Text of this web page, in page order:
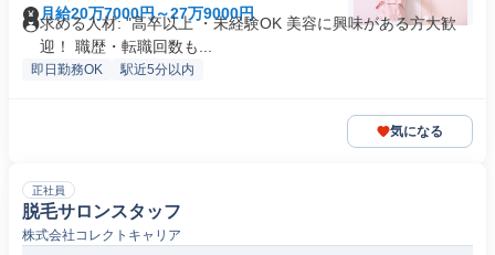
月給20万7000円～27万9000円
求める人材: "高卒以上 ・未経験OK 美容に興味がある方大歓
迎！ 職歴・転職回数も...
即日勤務OK 駅近5分以内
気になる
正社員
脱毛サロンスタッフ
株式会社コレクトキャリア